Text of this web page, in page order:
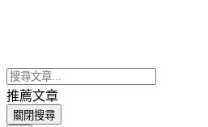
推薦文章
關閉搜尋